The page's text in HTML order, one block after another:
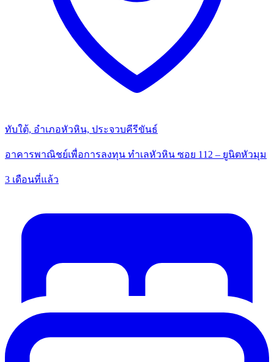
ทับใต้, อำเภอหัวหิน, ประจวบคีรีขันธ์
อาคารพาณิชย์เพื่อการลงทุน ทำเลหัวหิน ซอย 112 – ยูนิตหัวมุม
3 เดือนที่แล้ว